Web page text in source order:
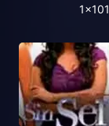
1x101